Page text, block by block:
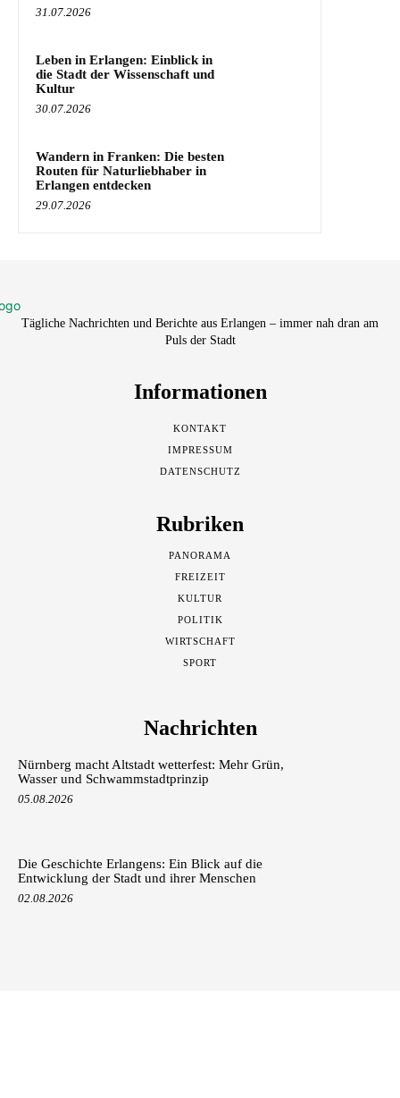
31.07.2026
Leben in Erlangen: Einblick in
die Stadt der Wissenschaft und
Kultur
30.07.2026
Wandern in Franken: Die besten
Routen für Naturliebhaber in
Erlangen entdecken
29.07.2026
Tägliche Nachrichten und Berichte aus Erlangen – immer nah dran am
Puls der Stadt
Informationen
KONTAKT
IMPRESSUM
DATENSCHUTZ
Rubriken
PANORAMA
FREIZEIT
KULTUR
POLITIK
WIRTSCHAFT
SPORT
Nachrichten
Nürnberg macht Altstadt wetterfest: Mehr Grün,
Wasser und Schwammstadtprinzip
05.08.2026
Die Geschichte Erlangens: Ein Blick auf die
Entwicklung der Stadt und ihrer Menschen
02.08.2026